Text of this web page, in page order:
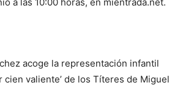
acoge la representación infantil
cien valiente’ de los Títeres de Miguel